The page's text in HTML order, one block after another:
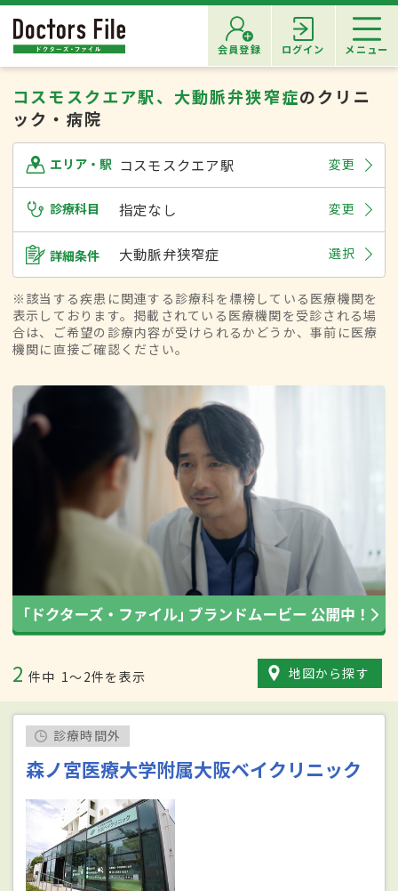
会員登録 ログイン メニュー
コスモスクエア駅、大動脈弁狭窄症のクリニ
ック・病院
エリア・駅 コスモスクエア駅 変更
診療科目 指定なし 変更
詳細条件 大動脈弁狭窄症 選択
※該当する疾患に関連する診療科を標榜している医療機関を
表示しております。掲載されている医療機関を受診される場
合は、ご希望の診療内容が受けられるかどうか、事前に医療
機関に直接ご確認ください。
2 件中 1〜2件を表示 地図から探す
診療時間外
森ノ宮医療大学附属大阪ベイクリニック